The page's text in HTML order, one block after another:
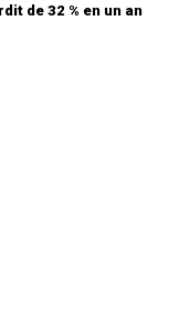
de 32 % en un an